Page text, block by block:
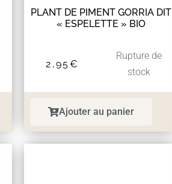
PLANT DE PIMENT GORRIA DIT
« ESPELETTE » BIO
2,95€
Rupture de
stock
Ajouter au panier